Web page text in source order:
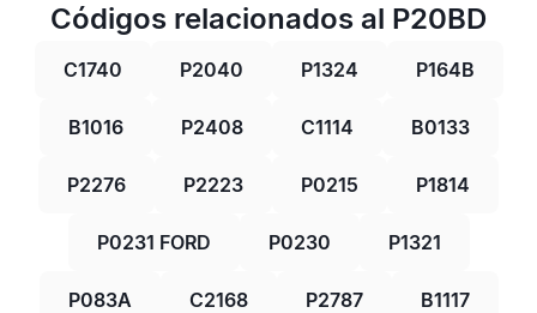
Códigos relacionados al P20BD
C1740 P2040 P1324 P164B
B1016 P2408 C1114 B0133
P2276 P2223 P0215 P1814
P0231 FORD P0230 P1321
P083A C2168 P2787 B1117